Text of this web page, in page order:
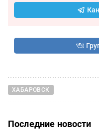
ХАБАРОВСК
Последние новости